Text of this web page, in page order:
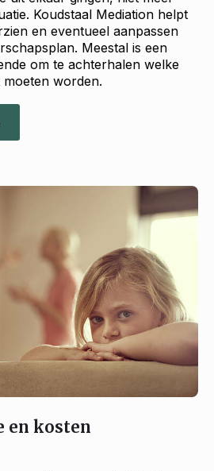
Koudstaal Mediation helpt
en eventueel aanpassen
Meestal is een
om te achterhalen welke
worden.
en kosten